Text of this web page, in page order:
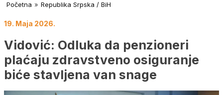
Početna » Republika Srpska / BiH
19. Maja 2026.
Vidović: Odluka da penzioneri
plaćaju zdravstveno osiguranje
biće stavljena van snage